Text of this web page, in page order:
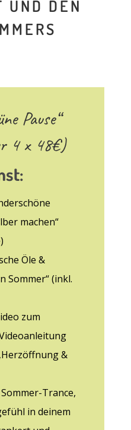
UND DEN
Pause“
4 x 48€)
machen“
Öle &
Sommer“ (inkl.
zum
&
Trance,
in deinem